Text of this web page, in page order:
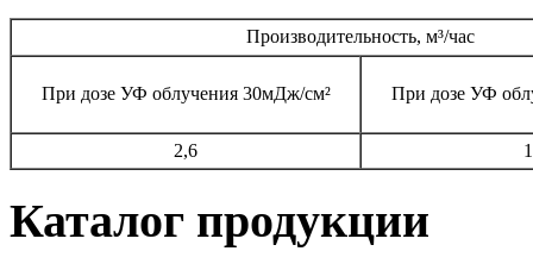
Производительность, м³/час
При дозе УФ облучения 30мДж/cм² При дозе УФ
2,6
Каталог продукции